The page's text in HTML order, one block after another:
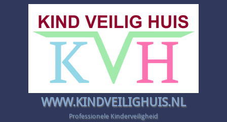
WWW.KINDVEILIGHUIS.NL
Professionele Kinderveiligheid